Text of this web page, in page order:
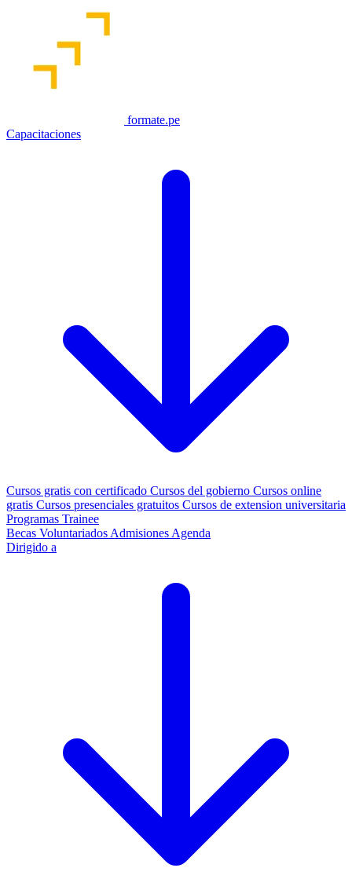
formate.pe
Capacitaciones
Cursos gratis con certificado Cursos del gobierno Cursos online
gratis Cursos presenciales gratuitos Cursos de extension universitaria
Programas Trainee
Becas Voluntariados Admisiones Agenda
Dirigido a